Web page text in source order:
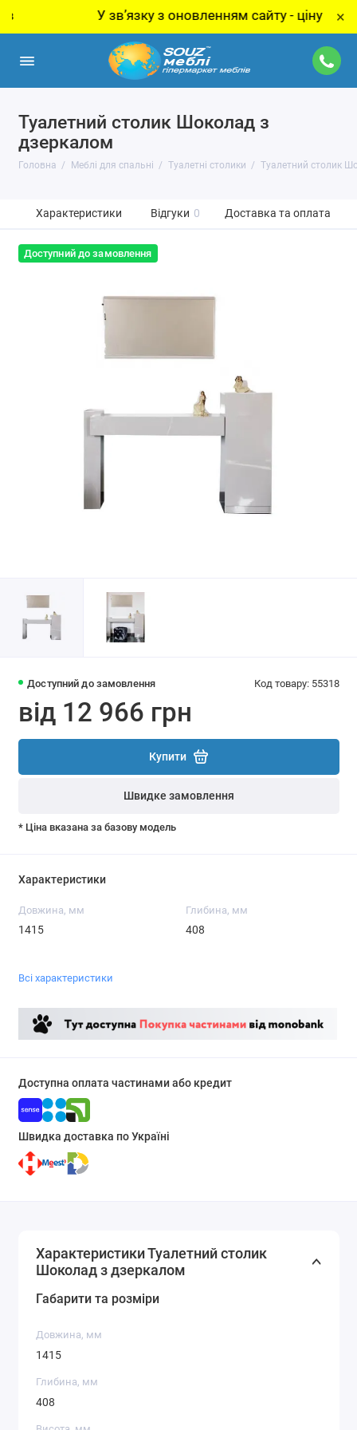
У звʼязку з оновленням сайту - ціну за ×
Туалетний столик Шоколад з
дзеркалом
Головна Меблі для спальні Туалетні столики Туалетний столик
Характеристики Відгуки 0 Доставка та оплата
Доступний до замовлення
Доступний до замовлення Код товару: 55318
від 12 966 грн
Купити
Швидке замовлення
* Ціна вказана за базову модель
Характеристики
Довжина, мм
1415
Глибина, мм
408
Всі характеристики
Доступна оплата частинами або кредит
Швидка доставка по Україні
Характеристики Туалетний столик
Шоколад з дзеркалом
Габарити та розміри
Довжина, мм
1415
Глибина, мм
408